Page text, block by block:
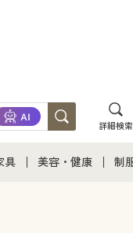
詳細検索
具
通販すべて
美容・健康 制